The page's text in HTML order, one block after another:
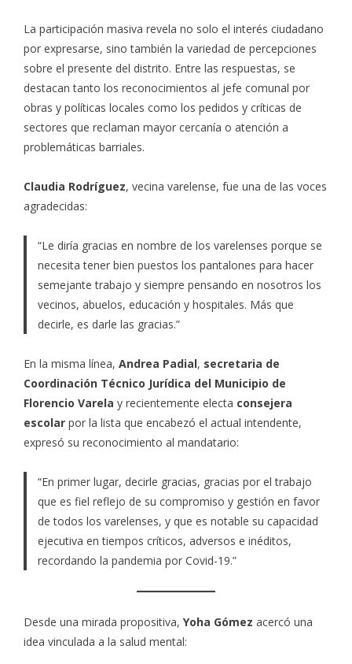
La participación masiva revela no solo el interés ciudadano
por expresarse, sino también la variedad de percepciones
sobre el presente del distrito. Entre las respuestas, se
destacan tanto los reconocimientos al jefe comunal por
obras y políticas locales como los pedidos y críticas de
sectores que reclaman mayor cercanía o atención a
problemáticas barriales.
Claudia Rodríguez, vecina varelense, fue una de las voces
agradecidas:
“Le diría gracias en nombre de los varelenses porque se
necesita tener bien puestos los pantalones para hacer
semejante trabajo y siempre pensando en nosotros los
vecinos, abuelos, educación y hospitales. Más que
decirle, es darle las gracias.”
En la misma línea, Andrea Padial, secretaria de
Coordinación Técnico Jurídica del Municipio de
Florencio Varela y recientemente electa consejera
escolar por la lista que encabezó el actual intendente,
expresó su reconocimiento al mandatario:
“En primer lugar, decirle gracias, gracias por el trabajo
que es fiel reflejo de su compromiso y gestión en favor
de todos los varelenses, y que es notable su capacidad
ejecutiva en tiempos críticos, adversos e inéditos,
recordando la pandemia por Covid-19.”
Desde una mirada propositiva, Yoha Gómez acercó una
idea vinculada a la salud mental: